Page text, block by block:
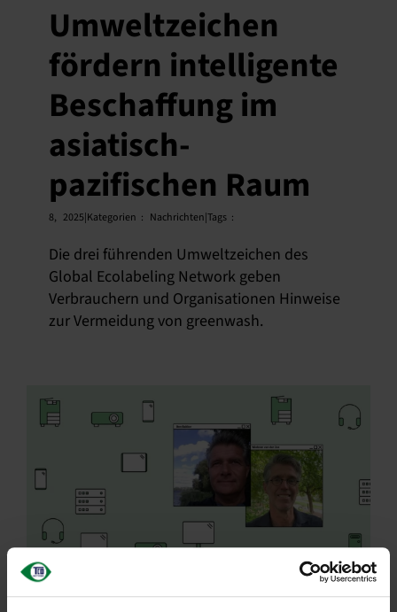
Umweltzeichen
fördern intelligente
Beschaffung im
asiatisch-
pazifischen Raum
8, 2025|Kategorien : Nachrichten|Tags :
Die drei führenden Umweltzeichen des
Global Ecolabeling Network geben
Verbrauchern und Organisationen Hinweise
zur Vermeidung von greenwash.